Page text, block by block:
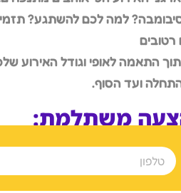
למה לכם להשתגע?
התאמה לאופי וגודל האירוע
ועד הסוף.
משתלמת: